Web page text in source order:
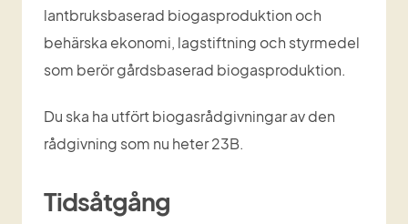
lantbruksbaserad biogasproduktion och
behärska ekonomi, lagstiftning och styrmedel
som berör gårdsbaserad biogasproduktion.
Du ska ha utfört biogasrådgivningar av den
rådgivning som nu heter 23B.
Tidsåtgång